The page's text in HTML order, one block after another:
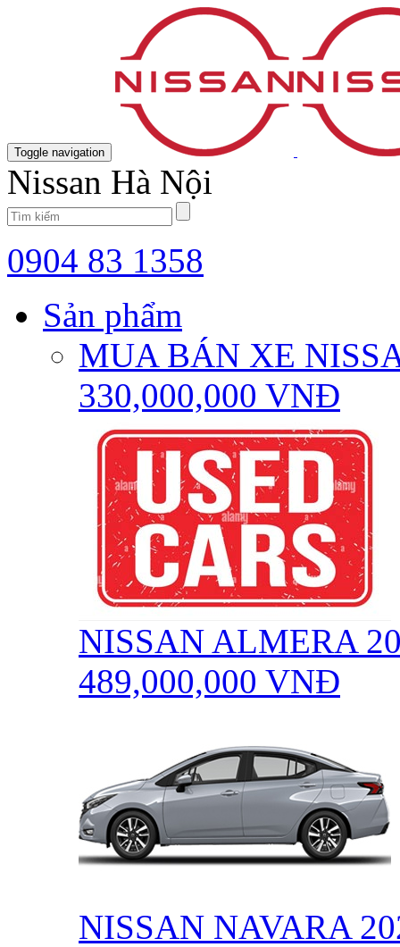
Toggle navigation
Nissan Hà Nội
0904 83 1358
Sản phẩm
MUA BÁN XE
330,000,000 VNĐ
NISSAN ALMERA
489,000,000 VNĐ
NISSAN NAVARA